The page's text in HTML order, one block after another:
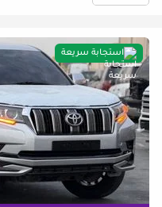
استجابة سريعة